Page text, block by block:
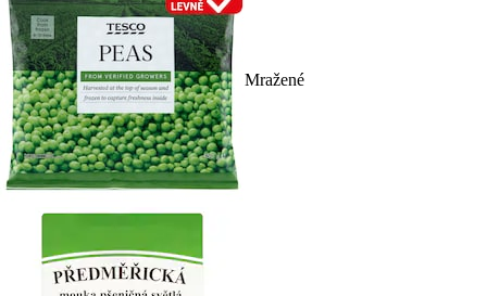
Mražené